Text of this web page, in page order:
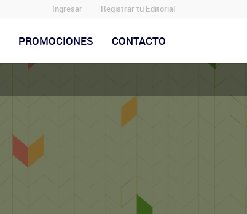
Ingresar Registrar tu Editorial
PROMOCIONES CONTACTO